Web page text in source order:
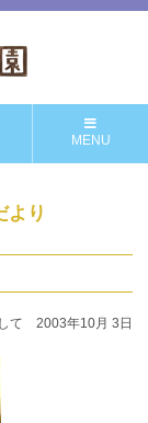
MENU
より
て 2003年10月 3日